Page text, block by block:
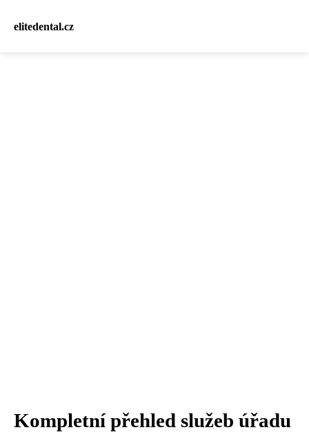
elitedental.cz
Kompletní přehled služeb úřadu